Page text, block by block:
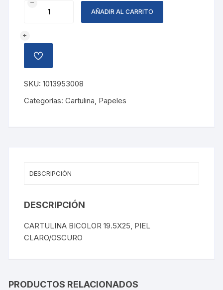
CARTULINA
BICOLOR,
CLARO/OSCURO
cantidad
AÑADIR AL CARRITO
AÑADIR
A
LISTA
DE
DESEOS
SKU:1013953008
Categorías:Cartulina Papeles
DESCRIPCIÓN
DESCRIPCIÓN
CARTULINA BICOLOR 19.5X25, PIEL
CLARO/OSCURO
PRODUCTOS RELACIONADOS